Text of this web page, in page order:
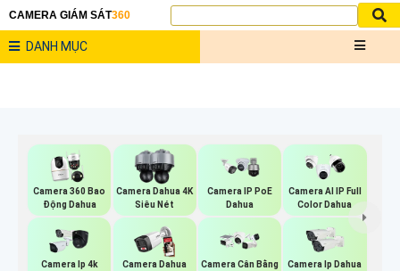
CAMERA GIÁM SÁT360
DANH MỤC
Camera 360 Bao
Động Dahua
Camera Dahua 4K
Siêu Nét
Camera IP PoE
Dahua
Camera AI IP Full
Color Dahua
Camera Ip 4k
Camera Dahua
Camera Cân Bằng
Camera Ip Dahua